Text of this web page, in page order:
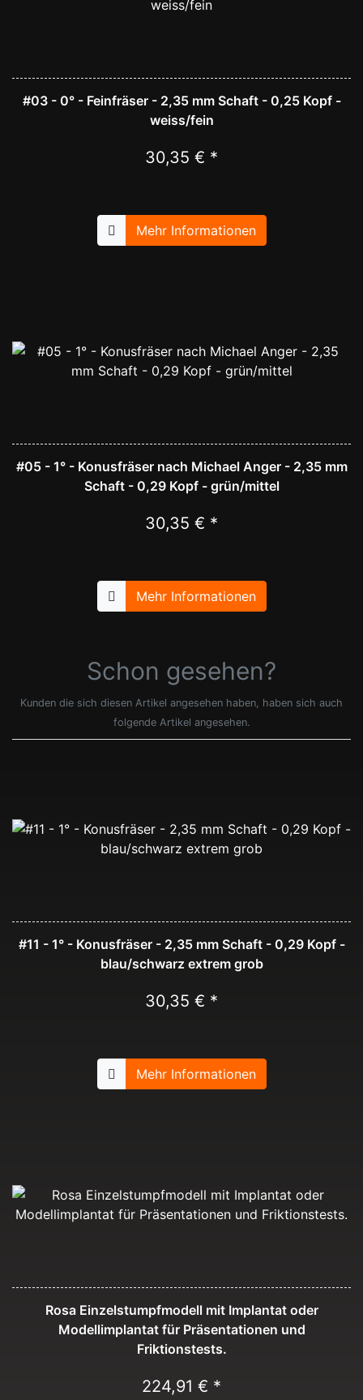
#03 - 0° - Feinfräser - 2,35 mm Schaft - 0,25 Kopf -
weiss/fein
30,35 € *
Mehr Informationen
#05 - 1° - Konusfräser nach Michael Anger - 2,35 mm
Schaft - 0,29 Kopf - grün/mittel
30,35 € *
Mehr Informationen
Schon gesehen?
Kunden die sich diesen Artikel angesehen haben, haben sich auch
folgende Artikel angesehen.
#11 - 1° - Konusfräser - 2,35 mm Schaft - 0,29 Kopf -
blau/schwarz extrem grob
30,35 € *
Mehr Informationen
Rosa Einzelstumpfmodell mit Implantat oder
Modellimplantat für Präsentationen und
Friktionstests.
224,91 € *